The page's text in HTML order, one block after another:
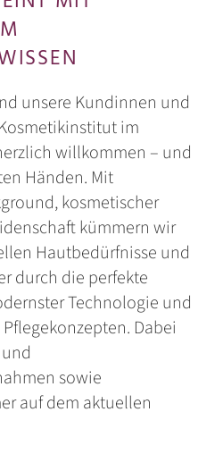
unsere Kundinnen und
im
willkommen – und
Händen. Mit
kosmetischer
kümmern wir
Hautbedürfnisse und
durch die perfekte
Technologie und
Dabei
sowie
auf dem aktuellen